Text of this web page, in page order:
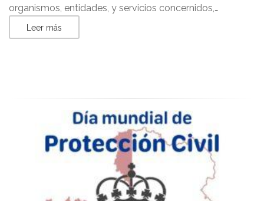
organismos, entidades, y servicios concernidos,…
Leer más